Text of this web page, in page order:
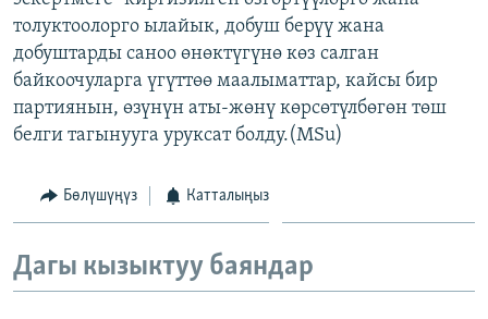
ЭЖЕ-СИҢДИЛЕР
АЗАТТЫК+
ЫҢГАЙСЫЗ СУРООЛОР
ОНЛАЙН ШЕРИНЕ
толуктоолорго ылайык, добуш берүү жана
добуштарды саноо өнөктүгүнө көз салган
байкоочуларга үгүттөө маалыматтар, кайсы бир
партиянын, өзүнүн аты-жөнү көрсөтүлбөгөн төш
белги тагынууга уруксат болду.(MSu)
Бөлүшүңүз Катталыңыз
Дагы кызыктуу баяндар